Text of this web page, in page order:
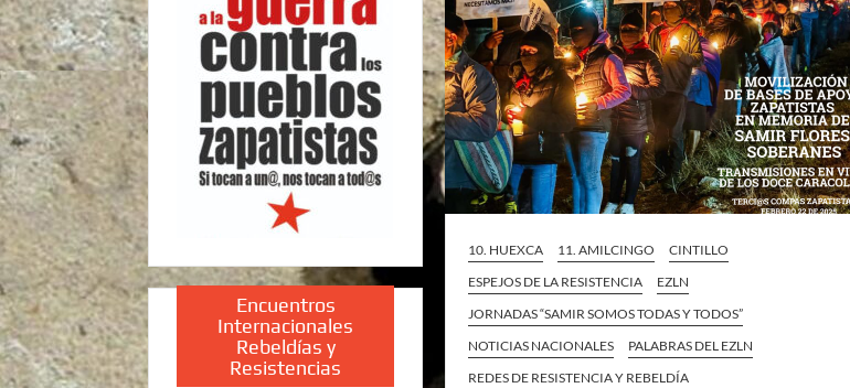
10. HUEXCA 11. AMILCINGO
CINTILLO
ESPEJOS DE LA RESISTENCIA
EZLN
JORNADAS “SAMIR SOMOS TODAS Y TODOS”
NOTICIAS NACIONALES
PALABRAS DEL EZLN
REDES DE RESISTENCIA Y REBELDÍA
Encuentros
Internacionales
Rebeldías y
Resistencias